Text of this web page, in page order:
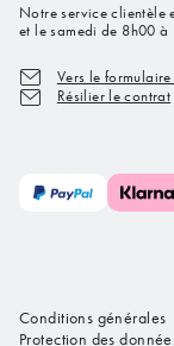
Notre service clientèle
et le samedi de 8h00 à
Vers le
Résilier le contrat
Conditions générales
Protection des